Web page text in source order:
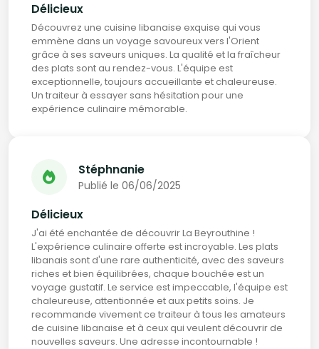
Délicieux
Découvrez une cuisine libanaise exquise qui vous
emmène dans un voyage savoureux vers l'Orient
grâce à ses saveurs uniques. La qualité et la fraîcheur
des plats sont au rendez-vous. L'équipe est
exceptionnelle, toujours accueillante et chaleureuse.
Un traiteur à essayer sans hésitation pour une
expérience culinaire mémorable.
Stéphnanie
Publié le 06/06/2025
Délicieux
J'ai été enchantée de découvrir La Beyrouthine !
L'expérience culinaire offerte est incroyable. Les plats
libanais sont d'une rare authenticité, avec des saveurs
riches et bien équilibrées, chaque bouchée est un
voyage gustatif. Le service est impeccable, l'équipe est
chaleureuse, attentionnée et aux petits soins. Je
recommande vivement ce traiteur à tous les amateurs
de cuisine libanaise et à ceux qui veulent découvrir de
nouvelles saveurs. Une adresse incontournable !